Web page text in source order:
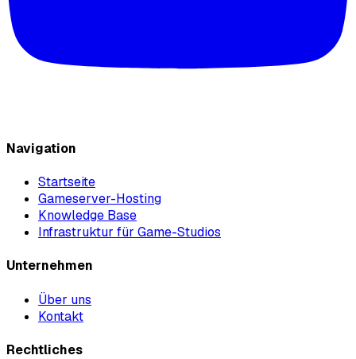
Navigation
Startseite
Gameserver-Hosting
Knowledge Base
Infrastruktur für Game-Studios
Unternehmen
Über uns
Kontakt
Rechtliches